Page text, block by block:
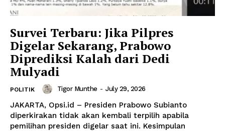
Survei Terbaru: Jika Pilpres
Digelar Sekarang, Prabowo
Diprediksi Kalah dari Dedi
Mulyadi
POLITIK Tigor Munthe - July 29, 2026
JAKARTA, Opsi.id – Presiden Prabowo Subianto
diperkirakan tidak akan kembali terpilih apabila
pemilihan presiden digelar saat ini. Kesimpulan